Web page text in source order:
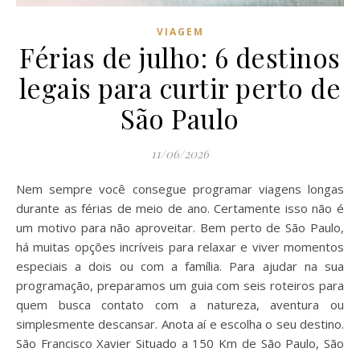
VIAGEM
Férias de julho: 6 destinos
legais para curtir perto de
São Paulo
11/06/2026
Nem sempre você consegue programar viagens longas
durante as férias de meio de ano. Certamente isso não é
um motivo para não aproveitar. Bem perto de São Paulo,
há muitas opções incríveis para relaxar e viver momentos
especiais a dois ou com a família. Para ajudar na sua
programação, preparamos um guia com seis roteiros para
quem busca contato com a natureza, aventura ou
simplesmente descansar. Anota aí e escolha o seu destino.
São Francisco Xavier Situado a 150 Km de São Paulo, São